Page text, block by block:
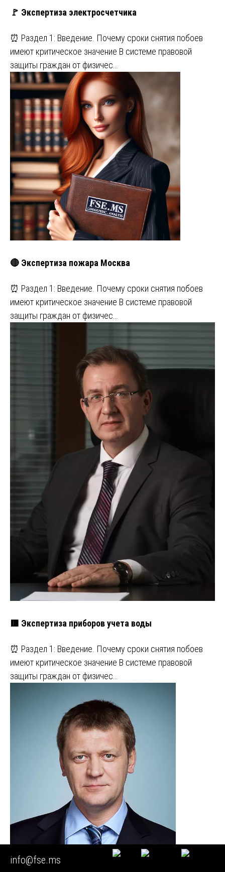
🚩 Экспертиза электросчетчика
⏰ Раздел 1: Введение. Почему сроки снятия побоев
имеют критическое значение В системе правовой
защиты граждан от физичес…
🔴 Экспертиза пожара Москва
⏰ Раздел 1: Введение. Почему сроки снятия побоев
имеют критическое значение В системе правовой
защиты граждан от физичес…
🟥 Экспертиза приборов учета воды
⏰ Раздел 1: Введение. Почему сроки снятия побоев
имеют критическое значение В системе правовой
защиты граждан от физичес…
info@fse.ms